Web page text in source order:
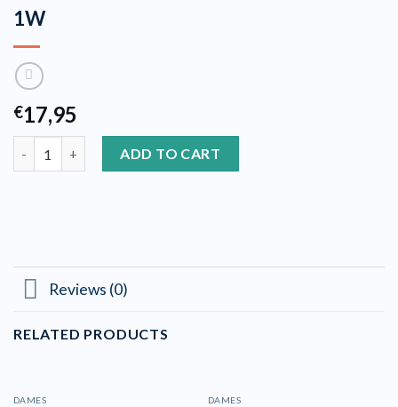
1W
€17,95
ADD TO CART
Reviews (0)
RELATED PRODUCTS
DAMES DAMES